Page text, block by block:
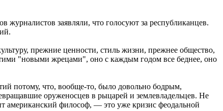
заявляли, что голосуют за республиканцев.
прежние ценности, стиль жизни, прежнее общество,
"новыми жрецами", оно с каждым годом все беднее, оно
потому, что, вообще-то, было довольно бодрым,
оруженосцев в рыцарей и землевладельцев. Не
американский философ, — это уже кризис феодальной